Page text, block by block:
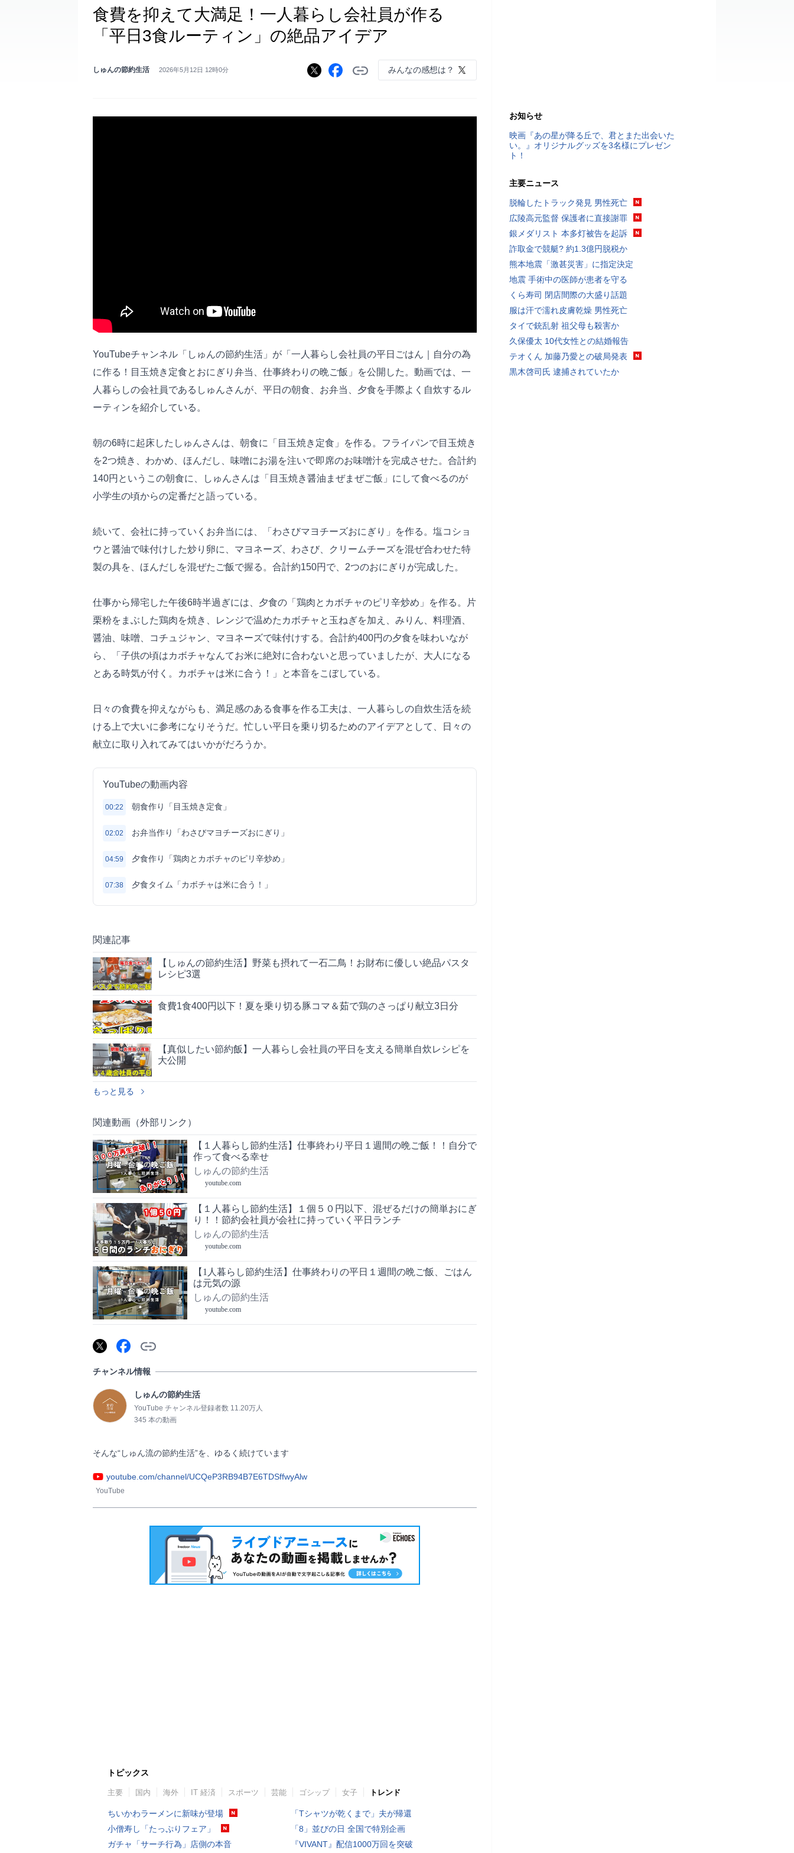
食費を抑えて大満足！一人暮らし会社員が作る
「平日3食ルーティン」の絶品アイデア
しゅんの節約生活 2026年5月12日 12時0分 みんなの感想は？
YouTubeチャンネル「しゅんの節約生活」が「一人暮らし会社員の平日ごはん｜自分の為
に作る！目玉焼き定食とおにぎり弁当、仕事終わりの晩ご飯」を公開した。動画では、一
人暮らしの会社員であるしゅんさんが、平日の朝食、お弁当、夕食を手際よく自炊するル
ーティンを紹介している。
朝の6時に起床したしゅんさんは、朝食に「目玉焼き定食」を作る。フライパンで目玉焼き
を2つ焼き、わかめ、ほんだし、味噌にお湯を注いで即席のお味噌汁を完成させた。合計約
140円というこの朝食に、しゅんさんは「目玉焼き醤油まぜまぜご飯」にして食べるのが
小学生の頃からの定番だと語っている。
続いて、会社に持っていくお弁当には、「わさびマヨチーズおにぎり」を作る。塩コショ
ウと醤油で味付けした炒り卵に、マヨネーズ、わさび、クリームチーズを混ぜ合わせた特
製の具を、ほんだしを混ぜたご飯で握る。合計約150円で、2つのおにぎりが完成した。
仕事から帰宅した午後6時半過ぎには、夕食の「鶏肉とカボチャのピリ辛炒め」を作る。片
栗粉をまぶした鶏肉を焼き、レンジで温めたカボチャと玉ねぎを加え、みりん、料理酒、
醤油、味噌、コチュジャン、マヨネーズで味付けする。合計約400円の夕食を味わいなが
ら、「子供の頃はカボチャなんてお米に絶対に合わないと思っていましたが、大人になる
とある時気が付く。カボチャは米に合う！」と本音をこぼしている。
日々の食費を抑えながらも、満足感のある食事を作る工夫は、一人暮らしの自炊生活を続
ける上で大いに参考になりそうだ。忙しい平日を乗り切るためのアイデアとして、日々の
献立に取り入れてみてはいかがだろうか。
YouTubeの動画内容
00:22 朝食作り「目玉焼き定食」
02:02 お弁当作り「わさびマヨチーズおにぎり」
04:59 夕食作り「鶏肉とカボチャのピリ辛炒め」
07:38 夕食タイム「カボチャは米に合う！」
関連記事
【しゅんの節約生活】野菜も摂れて一石二鳥！お財布に優しい絶品パスタ
レシピ3選
食費1食400円以下！夏を乗り切る豚コマ＆茹で鶏のさっぱり献立3日分
【真似したい節約飯】一人暮らし会社員の平日を支える簡単自炊レシピを
大公開
もっと見る
関連動画（外部リンク）
【１人暮らし節約生活】仕事終わり平日１週間の晩ご飯！！自分で
作って食べる幸せ
しゅんの節約生活
youtube.com
【１人暮らし節約生活】１個５０円以下、混ぜるだけの簡単おにぎ
り！！節約会社員が会社に持っていく平日ランチ
しゅんの節約生活
youtube.com
【1人暮らし節約生活】仕事終わりの平日１週間の晩ご飯、ごはん
は元気の源
しゅんの節約生活
youtube.com
チャンネル情報
しゅんの節約生活
YouTube チャンネル登録者数 11.20万人
345 本の動画
そんな“しゅん流の節約生活”を、ゆるく続けています
youtube.com/channel/UCQeP3RB94B7E6TDSffwyAlw
YouTube
トピックス
主要 国内 海外 IT 経済 スポーツ 芸能 ゴシップ 女子 トレンド
ちいかわラーメンに新味が登場
小僧寿し「たっぷりフェア」
ガチャ「サーチ行為」店側の本音
「Tシャツが乾くまで」夫が帰還
「8」並びの日 全国で特別企画
『VIVANT』配信1000万回を突破
お知らせ
映画『あの星が降る丘で、君とまた出会いた
い。』オリジナルグッズを3名様にプレゼン
ト！
主要ニュース
脱輪したトラック発見 男性死亡
広陵高元監督 保護者に直接謝罪
銀メダリスト 本多灯被告を起訴
詐取金で競艇? 約1.3億円脱税か
熊本地震「激甚災害」に指定決定
地震 手術中の医師が患者を守る
くら寿司 閉店間際の大盛り話題
服は汗で濡れ皮膚乾燥 男性死亡
タイで銃乱射 祖父母も殺害か
久保優太 10代女性との結婚報告
テオくん 加藤乃愛との破局発表
黒木啓司氏 逮捕されていたか